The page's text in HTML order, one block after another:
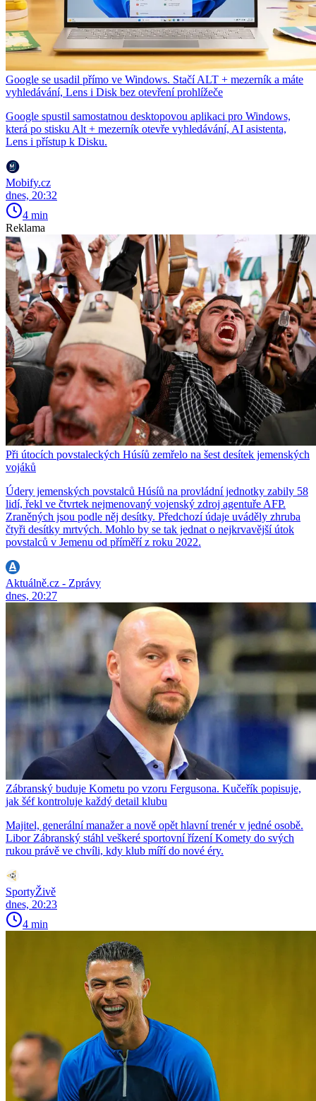
Google se usadil přímo ve Windows. Stačí ALT + mezerník a máte
vyhledávání, Lens i Disk bez otevření prohlížeče
Google spustil samostatnou desktopovou aplikaci pro Windows,
která po stisku Alt + mezerník otevře vyhledávání, AI asistenta,
Lens i přístup k Disku.
Mobify.cz
dnes, 20:32
4 min
Reklama
Při útocích povstaleckých Húsíů zemřelo na šest desítek jemenských
vojáků
Údery jemenských povstalců Húsíů na provládní jednotky zabily 58
lidí, řekl ve čtvrtek nejmenovaný vojenský zdroj agentuře AFP.
Zraněných jsou podle něj desítky. Předchozí údaje uváděly zhruba
čtyři desítky mrtvých. Mohlo by se tak jednat o nejkrvavější útok
povstalců v Jemenu od příměří z roku 2022.
Aktuálně.cz - Zprávy
dnes, 20:27
Zábranský buduje Kometu po vzoru Fergusona. Kučeřík popisuje,
jak šéf kontroluje každý detail klubu
Majitel, generální manažer a nově opět hlavní trenér v jedné osobě.
Libor Zábranský stáhl veškeré sportovní řízení Komety do svých
rukou právě ve chvíli, kdy klub míří do nové éry.
SportyŽivě
dnes, 20:23
4 min